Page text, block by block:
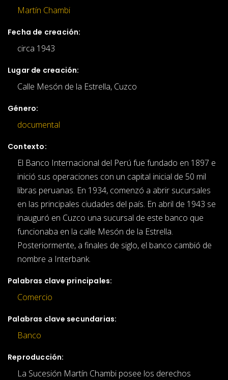
Martín Chambi
Fecha de creación:
circa 1943
Lugar de creación:
Calle Mesón de la Estrella, Cuzco
Género:
documental
Contexto:
El Banco Internacional del Perú fue fundado en 1897 e
inició sus operaciones con un capital inicial de 50 mil
libras peruanas. En 1934, comenzó a abrir sucursales
en las principales ciudades del país. En abril de 1943 se
inauguró en Cuzco una sucursal de este banco que
funcionaba en la calle Mesón de la Estrella.
Posteriormente, a finales de siglo, el banco cambió de
nombre a Interbank.
Palabras clave principales:
Comercio
Palabras clave secundarias:
Banco
Reproducción:
La Sucesión Martín Chambi posee los derechos